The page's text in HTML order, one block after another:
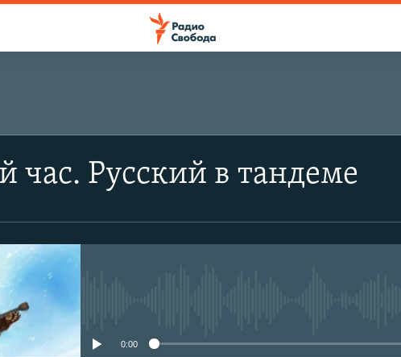
час. Русский в тандеме
0:00